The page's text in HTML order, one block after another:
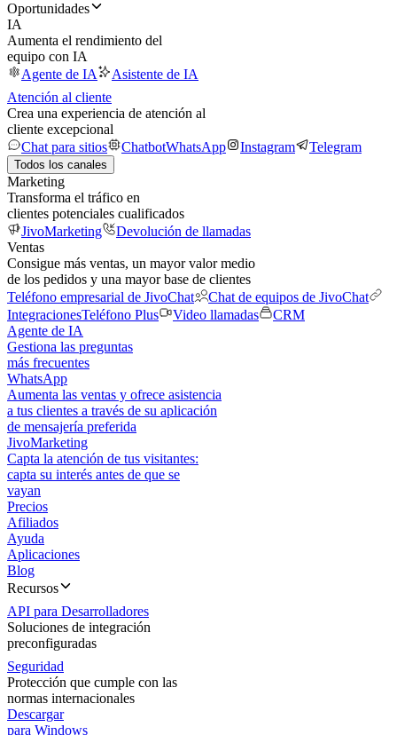
Oportunidades
IA
Aumenta el rendimiento del
equipo con IA
Agente de IA
Asistente de IA
Atención al cliente
Crea una experiencia de atención al
cliente excepcional
Chat para sitios
ChatbotWhatsApp Instagram Telegram
Todos los canales
Marketing
Transforma el tráfico en
clientes potenciales cualificados
JivoMarketing
Devolución de llamadas
Ventas
Consigue más ventas, un mayor valor medio
de los pedidos y una mayor base de clientes
Teléfono empresarial de JivoChat
Chat de equipos de JivoChat
IntegracionesTeléfono Plus Video llamadas
CRM
Agente de IA
Gestiona las preguntas
más frecuentes
WhatsApp
Aumenta las ventas y ofrece asistencia
a tus clientes a través de su aplicación
de mensajería preferida
JivoMarketing
Capta la atención de tus visitantes:
capta su interés antes de que se
vayan
Precios
Afiliados
Ayuda
Aplicaciones
Blog
Recursos
API para Desarrolladores
Soluciones de integración
preconfiguradas
Seguridad
Protección que cumple con las
normas internacionales
Descargar
para Windows